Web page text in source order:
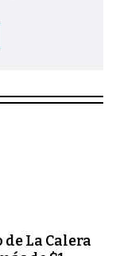
La Calera